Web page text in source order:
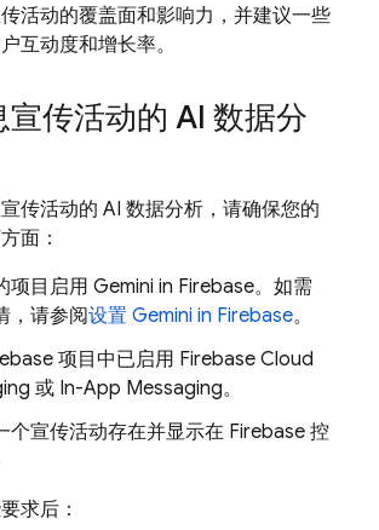
活动的覆盖面和影响力，并建议一些
互动度和增长率。
宣传活动的 AI 数据分
传活动的 AI 数据分析，请确保您的
面：
项目启用 Gemini in Firebase。如需
，请参阅设置 Gemini in Firebase。
项目中已启用 Firebase Cloud
或 In-App Messaging。
个宣传活动存在并显示在 Firebase 控
求后：